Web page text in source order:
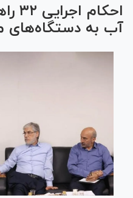
آب به دستگاه‌های